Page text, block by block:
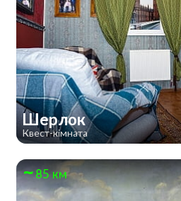
Шерлок
Квест-кімната
85 км